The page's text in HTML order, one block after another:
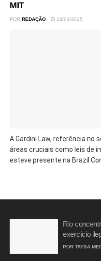
MIT
POR REDAÇÃO 18/04/2025
A Gardini Law, referência no
áreas cruciais como leis de
esteve presente na Brazil
Rio
exercício
POR TAYSA